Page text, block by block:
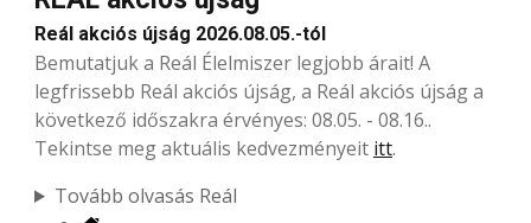
Reál akciós újság 2026.08.05.-tól
Bemutatjuk a Reál Élelmiszer legjobb árait! A
legfrissebb Reál akciós újság, a Reál akciós újság a
következő időszakra érvényes: 08.05. - 08.16..
Tekintse meg aktuális kedvezményeit itt.
Tovább olvasás Reál